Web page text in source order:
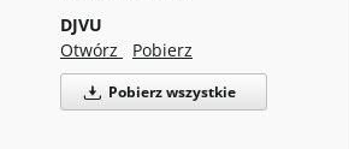
DJVU
Otwórz
Pobierz
Pobierz wszystkie